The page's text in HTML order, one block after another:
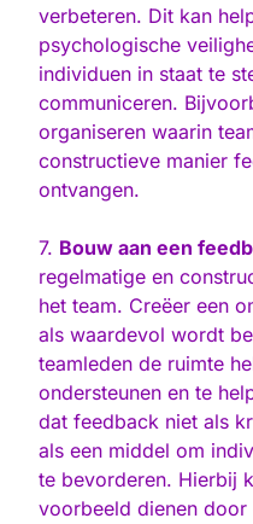
verbeteren. Dit kan
psychologische
individuen in staat te
communiceren.
organiseren waarin
constructieve manier
ontvangen.
7. Bouw aan een
regelmatige en
het team. Creëer een
als waardevol wordt
teamleden de ruimte
ondersteunen en te
dat feedback niet als
als een middel om
te bevorderen. Hierbij
voorbeeld dienen